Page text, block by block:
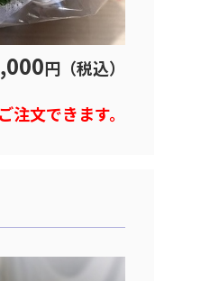
円（税込）
文できます。